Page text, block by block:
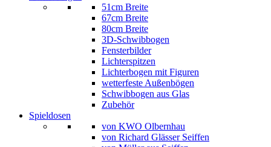
51cm Breite
67cm Breite
80cm Breite
3D-Schwibbogen
Fensterbilder
Lichterspitzen
Lichterbogen mit Figuren
wetterfeste Außenbögen
Schwibbogen aus Glas
Zubehör
Spieldosen
von KWO Olbernhau
von Richard Glässer Seiffen